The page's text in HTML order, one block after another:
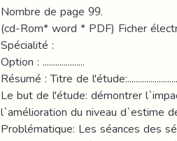
Nombre de page 99.
(cd-Rom* word * PDF) Ficher
Spécialité :
Option : ....................
Résumé : Titre de
Le but de l'étude: démontrer
l`amélioration du niveau d`estime
Problématique: Les séances des